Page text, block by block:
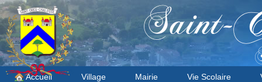
Saint-
Accueil Village Mairie Vie Scolaire